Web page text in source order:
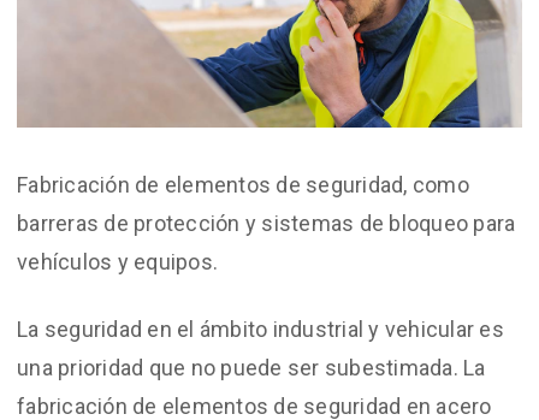
Fabricación de elementos de seguridad, como
barreras de protección y sistemas de bloqueo para
vehículos y equipos.
La seguridad en el ámbito industrial y vehicular es
una prioridad que no puede ser subestimada. La
fabricación de elementos de seguridad en acero